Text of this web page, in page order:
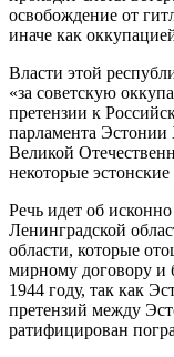
освобождение от
иначе как
Власти этой
«за советскую
претензии к
парламента Эстонии
Великой
некоторые
Речь идет об
Ленинградской
области, которые
мирному договору
1944 году, так как
претензий между
ратифицирован